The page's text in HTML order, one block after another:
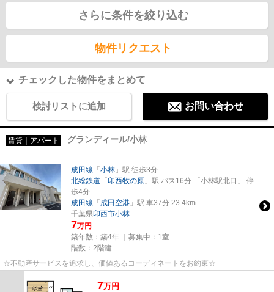
さらに条件を絞り込む
物件リクエスト
チェックした物件をまとめて
検討リストに追加 お問い合わせ
賃貸｜アパート グランディール/小林
成田線 「小林 」駅 徒歩3分
北総鉄道 「印西牧の原 」駅 バス16分 「小林駅北口」 停
歩4分
成田線 「成田空港 」駅 車37分 23.4km
千葉県印西市小林
7万円
築年数：築4年 ｜募集中： 1室
階数：2階建
☆不動産サービスを追求し、価値あるコーディネートをお約束☆
7万円